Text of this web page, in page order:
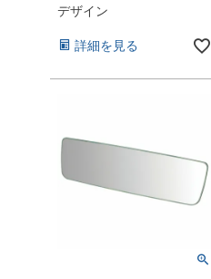
デザイン
詳細を見る